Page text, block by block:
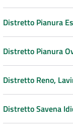
Distretto Pianura
Distretto Pianura
Distretto Reno,
Distretto Savena